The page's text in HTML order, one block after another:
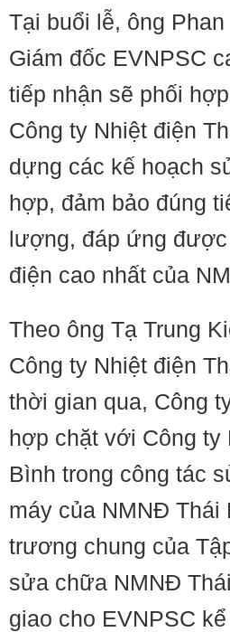
Tại buổi lễ, ông
Giám đốc EVNPSC
tiếp nhận sẽ phối
Công ty Nhiệt điện
dựng các kế hoạch
hợp, đảm bảo đúng
lượng, đáp ứng
điện cao nhất của
Theo ông Tạ Trung
Công ty Nhiệt điện
thời gian qua, Công
hợp chặt với Công ty
Bình trong công tác
máy của NMNĐ Thái
trương chung của
sửa chữa NMNĐ
giao cho EVNPSC